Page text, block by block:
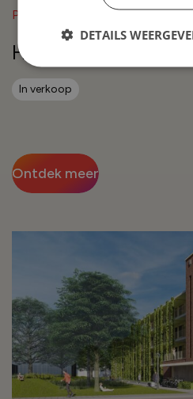
Project in Breda
Heiveldhoef – fase 1
In verkoop
Ontdek meer
DETAILS